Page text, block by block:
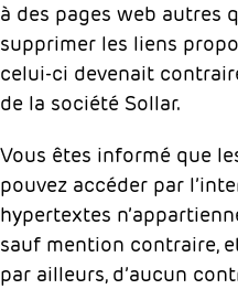
à des pages web autres
supprimer les liens
celui-ci devenait
de la société Sollar.
Vous êtes informé que
pouvez accéder par
hypertextes
sauf mention contraire,
par ailleurs, d’aucun